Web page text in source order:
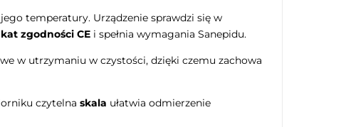
temperatury. Urządzenie sprawdzi się w
zgodności CE i spełnia wymagania Sanepidu.
w utrzymaniu w czystości, dzięki czemu zachowa
czytelna skala ułatwia odmierzenie